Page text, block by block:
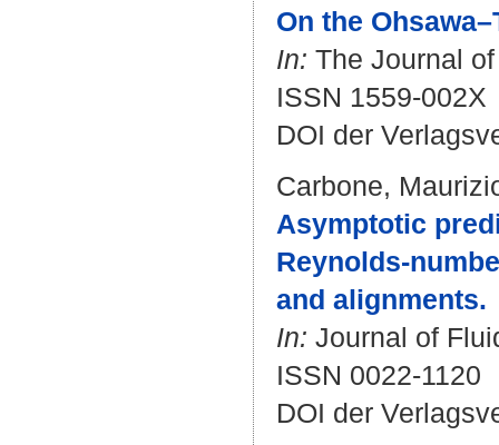
On the
In: The Journal
ISSN 1559-002X
DOI der
Carbone,
Asymptotic
Reynolds-
and alignments.
In: Journal of
ISSN 0022-1120
DOI der